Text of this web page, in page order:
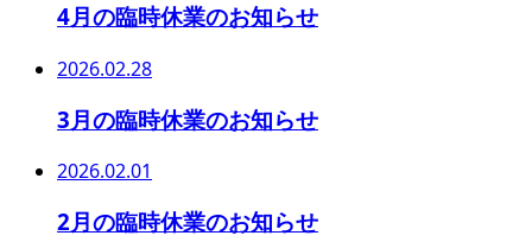
4月の臨時休業のお知らせ
2026.02.28
3月の臨時休業のお知らせ
2026.02.01
2月の臨時休業のお知らせ